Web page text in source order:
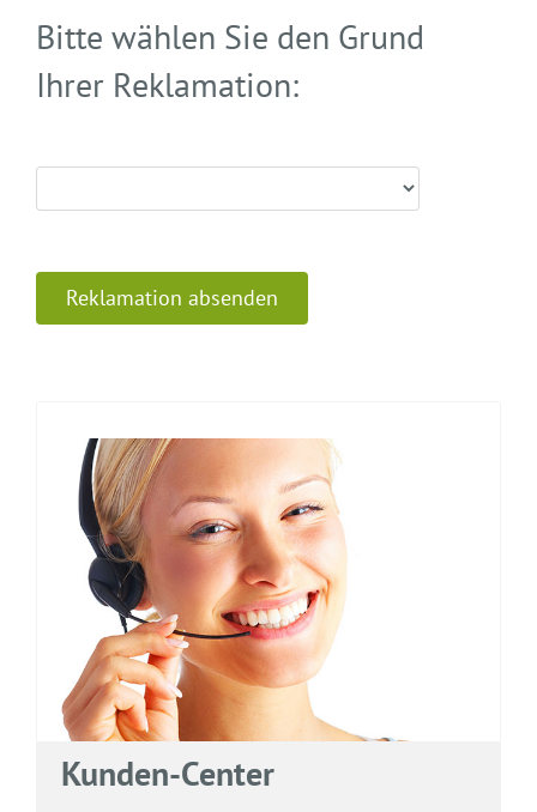
Kunden-Center